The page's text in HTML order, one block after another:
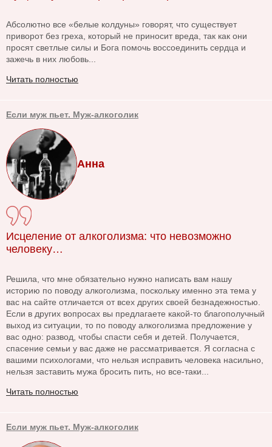
Абсолютно все «белые колдуны» говорят, что существует
приворот без греха, который не приносит вреда, так как они
просят светлые силы и Бога помочь воссоединить сердца и
зажечь в них любовь...
Читать полностью
Если муж пьет. Муж-алкоголик
Анна
Исцеление от алкоголизма: что невозможно
человеку…
Решила, что мне обязательно нужно написать вам нашу
историю по поводу алкоголизма, поскольку именно эта тема у
вас на сайте отличается от всех других своей безнадежностью.
Если в других вопросах вы предлагаете какой-то благополучный
выход из ситуации, то по поводу алкоголизма предложение у
вас одно: развод, чтобы спасти себя и детей. Получается,
спасение семьи у вас даже не рассматривается. Я согласна с
вашими психологами, что нельзя исправить человека насильно,
нельзя заставить мужа бросить пить, но все-таки...
Читать полностью
Если муж пьет. Муж-алкоголик